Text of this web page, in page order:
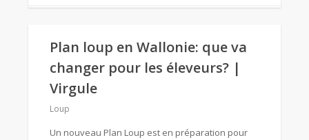
Plan loup en Wallonie: que va
changer pour les éleveurs? |
Virgule
Loup
Un nouveau Plan Loup est en préparation pour